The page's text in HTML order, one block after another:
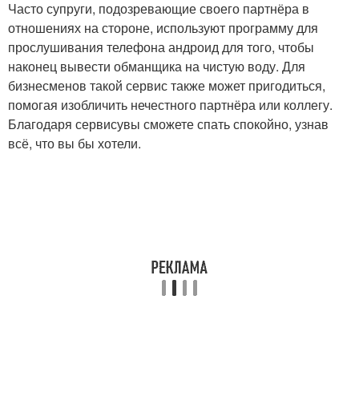
Часто супруги, подозревающие своего партнёра в
отношениях на стороне, используют программу для
прослушивания телефона андроид для того, чтобы
наконец вывести обманщика на чистую воду. Для
бизнесменов такой сервис также может пригодиться,
помогая изобличить нечестного партнёра или коллегу.
Благодаря сервисувы сможете спать спокойно, узнав
всё, что вы бы хотели.